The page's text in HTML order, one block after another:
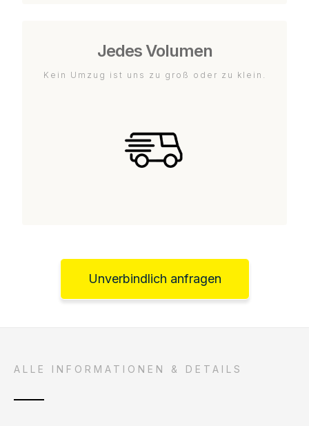
Jedes Volumen
Kein Umzug ist uns zu groß oder zu klein.
Unverbindlich anfragen
ALLE INFORMATIONEN & DETAILS